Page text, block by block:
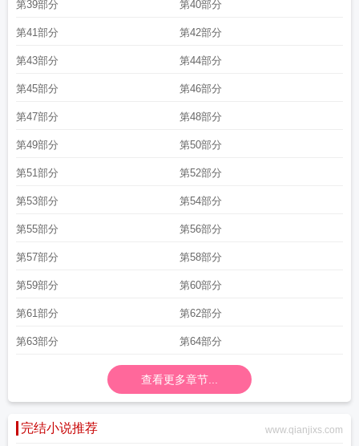
第39部分 第40部分
第41部分 第42部分
第43部分 第44部分
第45部分 第46部分
第47部分 第48部分
第49部分 第50部分
第51部分 第52部分
第53部分 第54部分
第55部分 第56部分
第57部分 第58部分
第59部分 第60部分
第61部分 第62部分
第63部分 第64部分
查看更多章节...
完结小说推荐 www.qianjixs.com